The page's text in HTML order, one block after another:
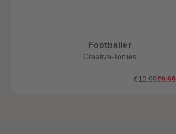
Footballer
Creative-Tonies
€12.99€9.99